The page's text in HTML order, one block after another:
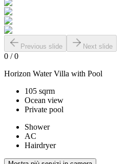
Previous slide Next slide
0 /0
Horizon Water Villa with Pool
105 sqrm
Ocean view
Private pool
Shower
AC
Hairdryer